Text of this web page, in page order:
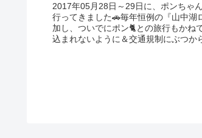
2017年05月28日～29日に、ポンちゃ
行ってきました🚗毎年恒例の『山中湖
加し、ついでにポン🐈との旅行もかね
込まれないように＆交通規制にぶつか